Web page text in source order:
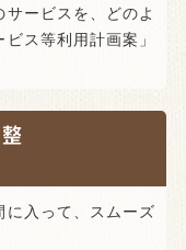
ービスを、どのよ
ス等利用計画案」
入って、スムーズ